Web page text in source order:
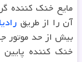
مایع خنک کننده
آن را از طریق
بیش از حد موتور
خنک کننده